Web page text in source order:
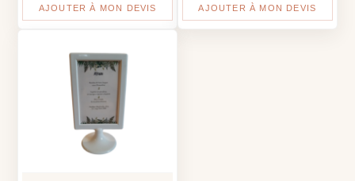
AJOUTER À MON DEVIS AJOUTER À MON DEVIS